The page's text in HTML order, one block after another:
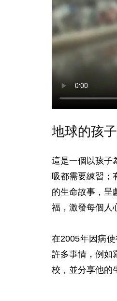
地球的孩
這是一個以孩子
吸都需要練習；
的生命故事，呈
福，激發每個人
在2005­年因病
許多事情，例如
校，並分享他的